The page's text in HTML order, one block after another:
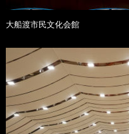
大船渡市民文化会館